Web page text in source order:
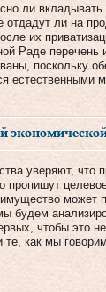
ли
ли на
их
Раде перечень
поскольку
естественными
уверяют, что
может
будем
чтобы это
как мы